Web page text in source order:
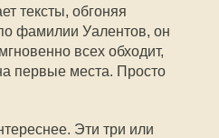
тексты, обгоняя
фамилии Уалентов, он
всех обходит,
первые места. Просто
Эти три или